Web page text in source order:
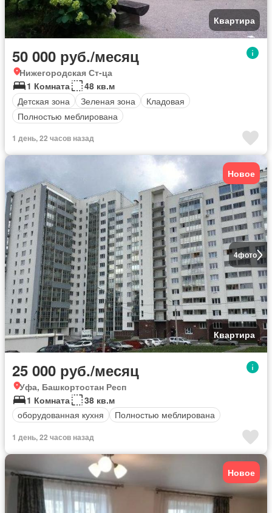
Квартира
50 000 руб./месяц
Нижегородская Ст-ца
1 Комната
48 кв.м
Детская зона
Зеленая зона
Кладовая
Полностью меблирована
1 день, 22 часов назад
4фото
Новое
Квартира
25 000 руб./месяц
Уфа, Башкортостан Респ
1 Комната
38 кв.м
оборудованная кухня
Полностью меблирована
1 день, 22 часов назад
Новое